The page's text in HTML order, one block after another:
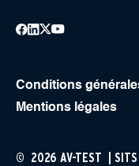
Conditions
Mentions légales
© 2026 AV-TEST |